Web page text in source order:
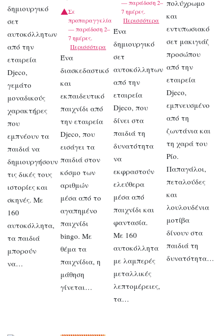
δημιουργικό
σετ
αυτοκόλλητων
από την
εταιρεία
Djeco,
γεμάτο
μοναδικούς
χαρακτήρες
που
εμπνέουν τα
παιδιά να
δημιουργήσουν
τις δικές τους
ιστορίες και
σκηνές. Με
160
αυτοκόλλητα,
τα παιδιά
μπορούν
να…
Σε
προπαραγγελία
— παράδοση 2–
7 ημέρες.
Περισσότερα
Ένα
διασκεδαστικό
και
εκπαιδευτικό
παιχνίδι από
την εταιρεία
Djeco, που
εισάγει τα
παιδιά στον
κόσμο των
αριθμών
μέσα από το
αγαπημένο
παιχνίδι
bingo. Με
θέμα τα
παιχνίδια, η
μάθηση
γίνεται…
— παράδοση 2–
7 ημέρες.
Περισσότερα
Ένα
δημιουργικό
σετ
αυτοκόλλητων
από την
εταιρεία
Djeco, που
δίνει στα
παιδιά τη
δυνατότητα
να
εκφραστούν
ελεύθερα
μέσα από
παιχνίδι και
φαντασία.
Με 160
αυτοκόλλητα
με λαμπερές
μεταλλικές
λεπτομέρειες,
τα…
πολύχρωμο
και
εντυπωσιακό
σετ μακιγιάζ
προσώπου
από την
εταιρεία
Djeco,
εμπνευσμένο
από τη
ζωντάνια και
τη χαρά του
Ρίο.
Παπαγάλοι,
πεταλούδες
και
λουλουδένια
μοτίβα
δίνουν στα
παιδιά τη
δυνατότητα…